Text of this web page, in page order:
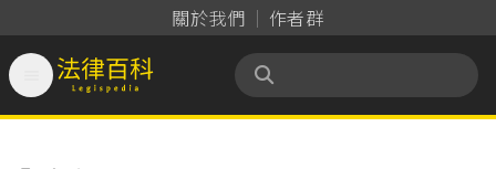
關於我們 作者群
法律百科 Legispedia